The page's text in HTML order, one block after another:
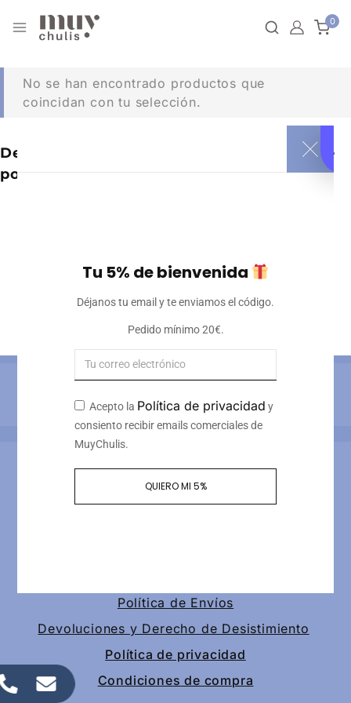
0
No se han encontrado productos que
coincidan con tu selección.
Dependiendo de lo que estés buscando, te
podría gustar:
Métodos de pago
Información de contacto
Calle tomas redondo 3, piso 4, puerta 2
Política de Envíos
Devoluciones y Derecho de Desistimiento
Política de privacidad
Condiciones de compra
Tu 5% de bienvenida
Déjanos tu email y te enviamos el código.
Pedido mínimo 20€.
Acepto la Política de privacidad y
consiento recibir emails comerciales de
MuyChulis.
QUIERO MI 5%